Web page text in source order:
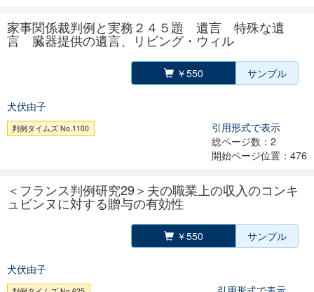
家事関係裁判例と実務２４５題 遺言 特殊な遺
言 臓器提供の遺言、リビング・ウィル
￥550 サンプル
犬伏由子
判例タイムズ No.1100
引用形式で表示
総ページ数：2
開始ページ位置：476
＜フランス判例研究29＞夫の職業上の収入のコンキ
ュビンヌに対する贈与の有効性
￥550 サンプル
犬伏由子